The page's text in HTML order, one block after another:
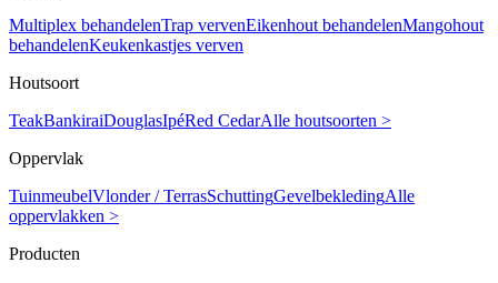
Multiplex behandelenTrap vervenEikenhout behandelenMangohout
behandelenKeukenkastjes verven
Houtsoort
TeakBankiraiDouglasIpéRed CedarAlle houtsoorten >
Oppervlak
TuinmeubelVlonder / TerrasSchuttingGevelbekledingAlle
oppervlakken >
Producten